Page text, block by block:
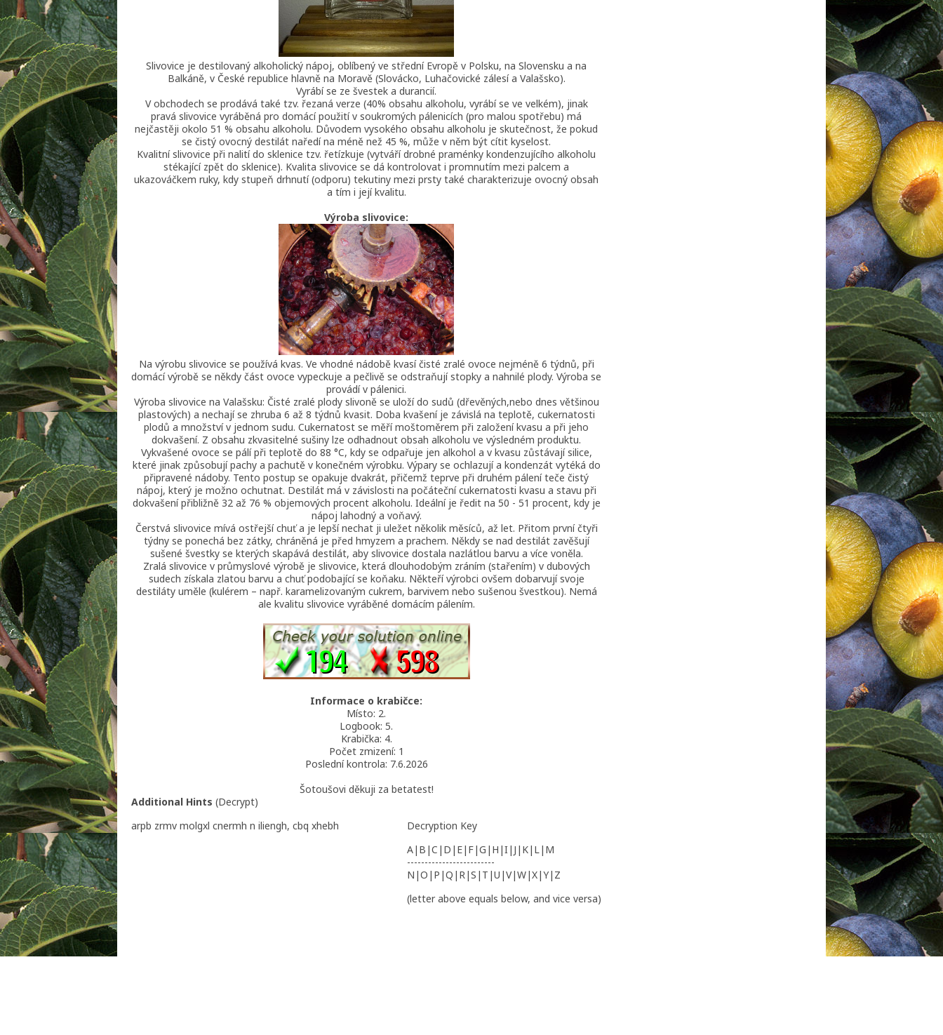
Slivovice je destilovaný alkoholický nápoj, oblíbený ve střední Evropě v Polsku, na Slovensku a na
Balkáně, v České republice hlavně na Moravě (Slovácko, Luhačovické zálesí a Valašsko).
Vyrábí se ze švestek a durancií.
V obchodech se prodává také tzv. řezaná verze (40% obsahu alkoholu, vyrábí se ve velkém), jinak
pravá slivovice vyráběná pro domácí použití v soukromých pálenicích (pro malou spotřebu) má
nejčastěji okolo 51 % obsahu alkoholu. Důvodem vysokého obsahu alkoholu je skutečnost, že pokud
se čistý ovocný destilát naředí na méně než 45 %, může v něm být cítit kyselost.
Kvalitní slivovice při nalití do sklenice tzv. řetízkuje (vytváří drobné praménky kondenzujícího alkoholu
stékající zpět do sklenice). Kvalita slivovice se dá kontrolovat i promnutím mezi palcem a
ukazováčkem ruky, kdy stupeň drhnutí (odporu) tekutiny mezi prsty také charakterizuje ovocný obsah
a tím i její kvalitu.
Výroba slivovice:
Na výrobu slivovice se používá kvas. Ve vhodné nádobě kvasí čisté zralé ovoce nejméně 6 týdnů, při
domácí výrobě se někdy část ovoce vypeckuje a pečlivě se odstraňují stopky a nahnilé plody. Výroba se
provádí v pálenici.
Výroba slivovice na Valašsku: Čisté zralé plody slivoně se uloží do sudů (dřevěných,nebo dnes většinou
plastových) a nechají se zhruba 6 až 8 týdnů kvasit. Doba kvašení je závislá na teplotě, cukernatosti
plodů a množství v jednom sudu. Cukernatost se měří moštoměrem při založení kvasu a při jeho
dokvašení. Z obsahu zkvasitelné sušiny lze odhadnout obsah alkoholu ve výsledném produktu.
Vykvašené ovoce se pálí při teplotě do 88 °C, kdy se odpařuje jen alkohol a v kvasu zůstávají silice,
které jinak způsobují pachy a pachutě v konečném výrobku. Výpary se ochlazují a kondenzát vytéká do
připravené nádoby. Tento postup se opakuje dvakrát, přičemž teprve při druhém pálení teče čistý
nápoj, který je možno ochutnat. Destilát má v závislosti na počáteční cukernatosti kvasu a stavu při
dokvašení přibližně 32 až 76 % objemových procent alkoholu. Ideální je ředit na 50 - 51 procent, kdy je
nápoj lahodný a voňavý.
Čerstvá slivovice mívá ostřejší chuť a je lepší nechat ji uležet několik měsíců, až let. Přitom první čtyři
týdny se ponechá bez zátky, chráněná je před hmyzem a prachem. Někdy se nad destilát zavěšují
sušené švestky se kterých skapává destilát, aby slivovice dostala nazlátlou barvu a více voněla.
Zralá slivovice v průmyslové výrobě je slivovice, která dlouhodobým zráním (stařením) v dubových
sudech získala zlatou barvu a chuť podobající se koňaku. Někteří výrobci ovšem dobarvují svoje
destiláty uměle (kulérem – např. karamelizovaným cukrem, barvivem nebo sušenou švestkou). Nemá
ale kvalitu slivovice vyráběné domácím pálením.
Informace o krabičce:
Místo: 2.
Logbook: 5.
Krabička: 4.
Počet zmizení: 1
Poslední kontrola: 7.6.2026
Šotoušovi děkuji za betatest!
Additional Hints (Decrypt)
arpb zrmv molgxl cnermh n iliengh, cbq xhebh
Decryption Key
A|B|C|D|E|F|G|H|I|J|K|L|M
-------------------------
N|O|P|Q|R|S|T|U|V|W|X|Y|Z
(letter above equals below, and vice versa)